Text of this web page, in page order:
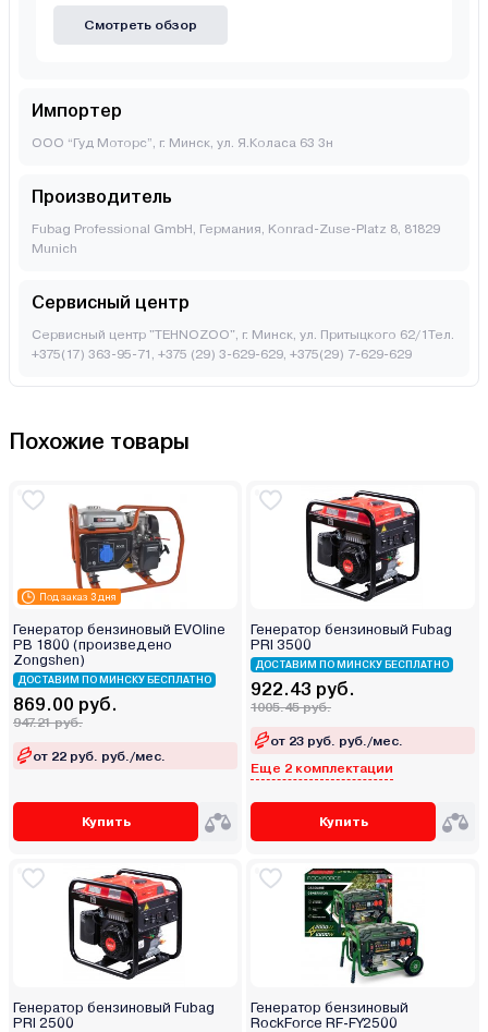
Смотреть обзор
Импортер
ООО “Гуд Моторс”, г. Минск, ул. Я.Коласа 63 3н
Производитель
Fubag Professional GmbH, Германия, Konrad-Zuse-Platz 8, 81829
Munich
Сервисный центр
Сервисный центр "TEHNOZOO", г. Минск, ул. Притыцкого 62/1Тел.
+375(17) 363-95-71, +375 (29) 3-629-629, +375(29) 7-629-629
Похожие товары
Под заказ 3 дня
Генератор бензиновый EVOline
PB 1800 (произведено
Zongshen)
ДОСТАВИМ ПО МИНСКУ БЕСПЛАТНО
869.00 руб.
947.21 руб.
от 22 руб. руб./мес.
Купить
Генератор бензиновый Fubag
PRI 3500
ДОСТАВИМ ПО МИНСКУ БЕСПЛАТНО
922.43 руб.
1005.45 руб.
от 23 руб. руб./мес.
Еще 2 комплектации
Купить
Генератор бензиновый Fubag
PRI 2500
Генератор бензиновый
RockForce RF-FY2500